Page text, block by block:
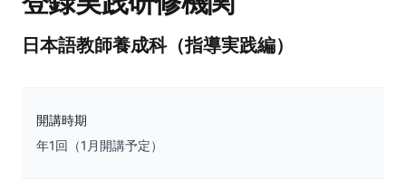
日本語教師養成科（指導実践編）
開講時期
年1回（1月開講予定）